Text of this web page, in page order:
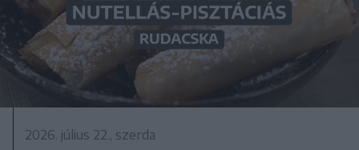
2026. július 22., szerda